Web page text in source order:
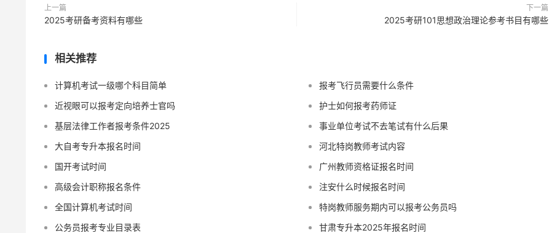
上一篇
2025考研备考资料有哪些
下一篇
2025考研101思想政治理论参考书目有哪些
相关推荐
计算机考试一级哪个科目简单
报考飞行员需要什么条件
近视眼可以报考定向培养士官吗
护士如何报考药师证
基层法律工作者报考条件2025
事业单位考试不去笔试有什么后果
大自考专升本报名时间
河北特岗教师考试内容
国开考试时间
广州教师资格证报名时间
高级会计职称报名条件
注安什么时候报名时间
全国计算机考试时间
特岗教师服务期内可以报考公务员吗
公务员报考专业目录表
甘肃专升本2025年报名时间